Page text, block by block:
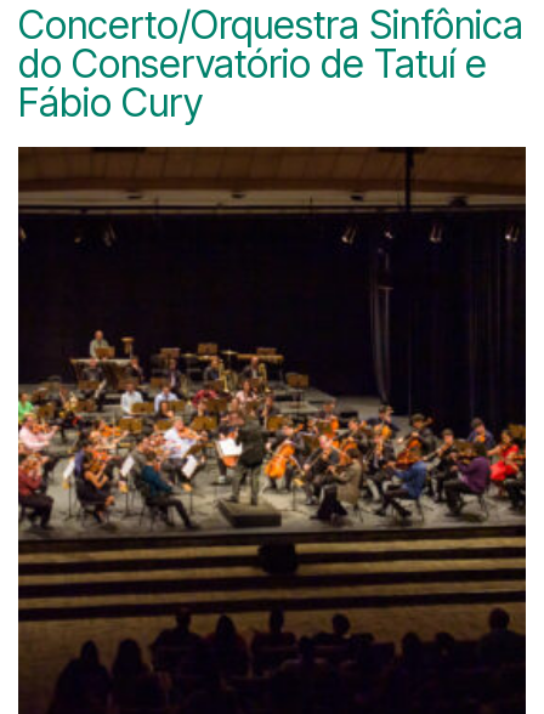
Concerto/Orquestra Sinfônica
do Conservatório de Tatuí e
Fábio Cury